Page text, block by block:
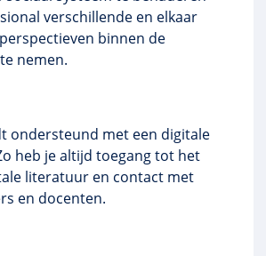
verschillende en elkaar
binnen de
nemen.
ondersteund met een digitale
heb je altijd toegang tot het
literatuur en contact met
en docenten.